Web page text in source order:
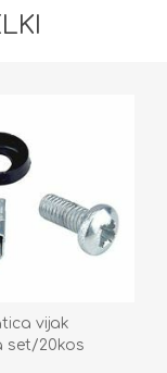
vijak
set/20kos